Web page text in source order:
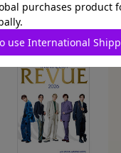
はこんな商